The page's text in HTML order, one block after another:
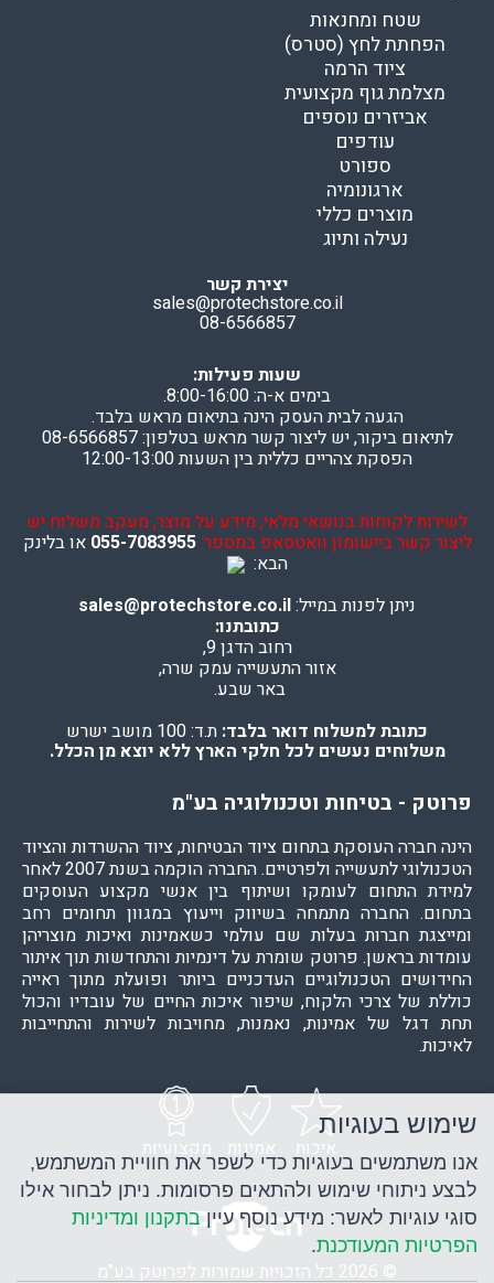
שטח ומחנאות
הפחתת לחץ (סטרס)
ציוד הרמה
מצלמת גוף מקצועית
אביזרים נוספים
עודפים
ספורט
ארגונומיה
מוצרים כללי
נעילה ותיוג
יצירת קשר
sales@protechstore.co.il
08-6566857
שעות פעילות:
בימים א-ה: 8:00-16:00.
הגעה לבית העסק הינה בתיאום מראש בלבד.
לתיאום ביקור, יש ליצור קשר מראש בטלפון: 08-6566857
הפסקת צהריים כללית בין השעות 12:00-13:00
לשירות לקוחות בנושאי מלאי, מידע על מוצר, מעקב משלוח יש
ליצור קשר ביישומון וואטסאפ במספר:055-7083955 או בלינק
הבא:
ניתן לפנות במייל:sales@protechstore.co.il
כתובתנו:
רחוב הדגן 9,
אזור התעשייה עמק שרה,
באר שבע.
כתובת למשלוח דואר בלבד: ת.ד: 100 מושב ישרש
משלוחים נעשים לכל חלקי הארץ ללא יוצא מן הכלל.
פרוטק - בטיחות וטכנולוגיה בע"מ
הינה חברה העוסקת בתחום ציוד הבטיחות, ציוד ההשרדות והציוד
הטכנולוגי לתעשייה ולפרטיים. החברה הוקמה בשנת 2007 לאחר
למידת התחום לעומקו ושיתוף בין אנשי מקצוע העוסקים
בתחום. החברה מתמחה בשיווק וייעוץ במגוון תחומים רחב
ומייצגת חברות בעלות שם עולמי כשאמינות ואיכות מוצריהן
עומדות בראשן. פרוטק שומרת על דינמיות והתחדשות תוך איתור
החידושים הטכנולוגיים העדכניים ביותר ופועלת מתוך ראייה
כוללת של צרכי הלקוח, שיפור איכות החיים של עובדיו והכול
תחת דגל של אמינות, נאמנות, מחויבות לשירות והתחייבות
לאיכות.
איכות אמינות מקצועיות
© 2026 כל הזכויות שמורות לפרוטק בע"מ
שימוש בעוגיות
אנו משתמשים בעוגיות כדי לשפר את חוויית המשתמש,
לבצע ניתוחי שימוש ולהתאים פרסומות. ניתן לבחור אילו
סוגי עוגיות לאשר: מידע נוסף עייןבתקנון ומדיניות
הפרטיות המעודכנת.